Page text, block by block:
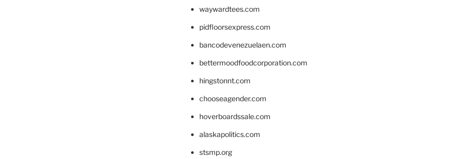
waywardtees.com
pidfloorsexpress.com
bancodevenezuelaen.com
bettermoodfoodcorporation.com
hingstonnt.com
chooseagender.com
hoverboardssale.com
alaskapolitics.com
stsmp.org